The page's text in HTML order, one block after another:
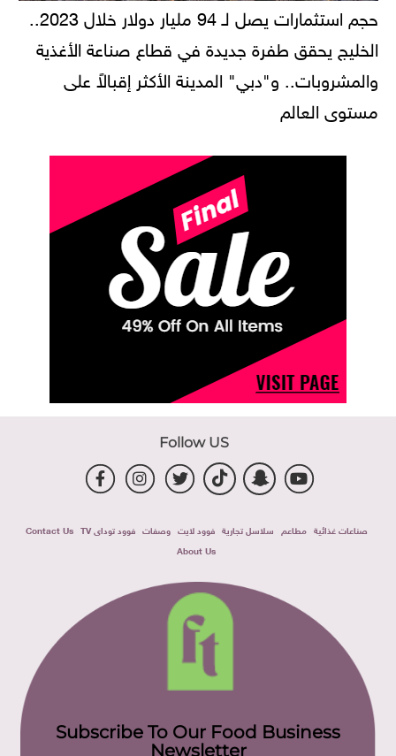
حجم استثمارات يصل لـ 94 مليار دولار خلال 2023..
الخليج يحقق طفرة جديدة في قطاع صناعة الأغذية
والمشروبات.. و"دبي" المدينة الأكثر إقبالاً على
مستوى العالم
Follow US
صناعات غذائية مطاعم سلاسل تجارية فوود لايت وصفات فوود توداى TV
Contact Us
About Us
Subscribe To Our Food Business
Newsletter